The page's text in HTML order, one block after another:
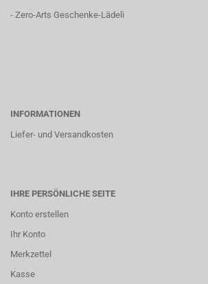
- Zero-Arts Geschenke-Lädeli
INFORMATIONEN
Liefer- und Versandkosten
IHRE PERSÖNLICHE SEITE
Konto erstellen
Ihr Konto
Merkzettel
Kasse